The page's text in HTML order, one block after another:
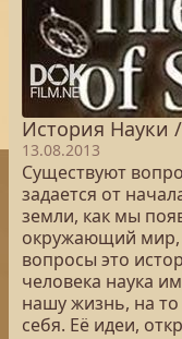
История Науки
13.08.2013
Существуют
задается от
земли, как мы
окружающий мир,
вопросы это
человека наука
нашу жизнь, на
себя. Её идеи,